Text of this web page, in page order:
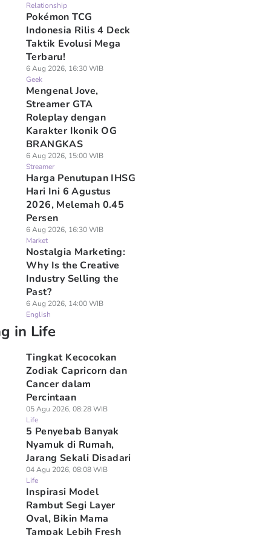
Relationship
Pokémon TCG
Indonesia Rilis 4 Deck
Taktik Evolusi Mega
Terbaru!
6 Aug 2026, 16:30 WIB
Geek
Mengenal Jove,
Streamer GTA
Roleplay dengan
Karakter Ikonik OG
BRANGKAS
6 Aug 2026, 15:00 WIB
Streamer
Harga Penutupan IHSG
Hari Ini 6 Agustus
2026, Melemah 0.45
Persen
6 Aug 2026, 16:30 WIB
Market
Nostalgia Marketing:
Why Is the Creative
Industry Selling the
Past?
6 Aug 2026, 14:00 WIB
English
in Life
Tingkat Kecocokan
Zodiak Capricorn dan
Cancer dalam
Percintaan
05 Agu 2026, 08:28 WIB
Life
5 Penyebab Banyak
Nyamuk di Rumah,
Jarang Sekali Disadari
04 Agu 2026, 08:08 WIB
Life
Inspirasi Model
Rambut Segi Layer
Oval, Bikin Mama
Tampak Lebih Fresh